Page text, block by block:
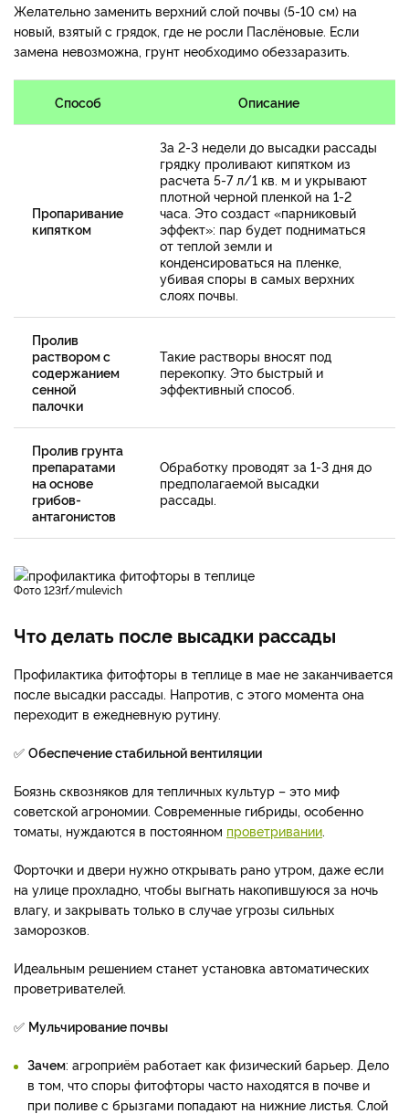
Желательно заменить верхний слой почвы (5-10 см) на
новый, взятый с грядок, где не росли Паслёновые. Если
замена невозможна, грунт необходимо обеззаразить.
Способ Описание
Пропаривание
кипятком
За 2-3 недели до высадки рассады
грядку проливают кипятком из
расчета 5-7 л/1 кв. м и укрывают
плотной черной пленкой на 1-2
часа. Это создаст «парниковый
эффект»: пар будет подниматься
от теплой земли и
конденсироваться на пленке,
убивая споры в самых верхних
слоях почвы.
Пролив
раствором с
содержанием
сенной
палочки
Такие растворы вносят под
перекопку. Это быстрый и
эффективный способ.
Пролив грунта
препаратами
на основе
грибов-
антагонистов
Обработку проводят за 1-3 дня до
предполагаемой высадки
рассады.
фото 123rf/mulevich
Что делать после высадки рассады
Профилактика фитофторы в теплице в мае не заканчивается
после высадки рассады. Напротив, с этого момента она
переходит в ежедневную рутину.
✅ Обеспечение стабильной вентиляции
Боязнь сквозняков для тепличных культур – это миф
советской агрономии. Современные гибриды, особенно
томаты, нуждаются в постоянном проветривании.
Форточки и двери нужно открывать рано утром, даже если
на улице прохладно, чтобы выгнать накопившуюся за ночь
влагу, и закрывать только в случае угрозы сильных
заморозков.
Идеальным решением станет установка автоматических
проветривателей.
✅ Мульчирование почвы
Зачем: агроприём работает как физический барьер. Дело
в том, что споры фитофторы часто находятся в почве и
при поливе с брызгами попадают на нижние листья. Слой